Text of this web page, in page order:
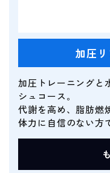
加圧
加圧トレーニングと
シュコース。
代謝を高め、脂肪燃
体力に自信のない方